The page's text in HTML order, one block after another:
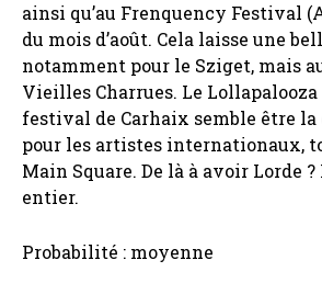
ainsi qu’au Frenquency Festival
du mois d’août. Cela laisse une
notamment pour le Sziget, mais
Vieilles Charrues. Le
festival de Carhaix semble être la
pour les artistes internationaux,
Main Square. De là à avoir Lorde
entier.
Probabilité : moyenne